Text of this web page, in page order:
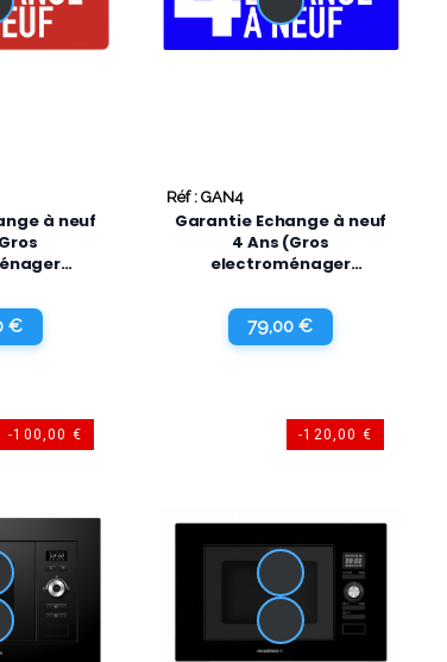
à neuf
€
Réf : GAN4
Garantie Echange à neuf
4 Ans (Gros
electroménager
79,00 €
-100,00 € -120,00 €